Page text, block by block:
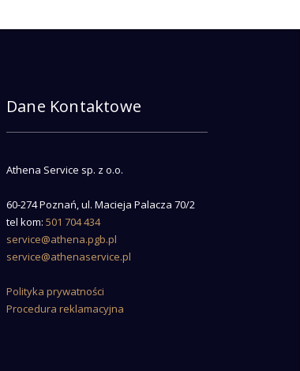
Dane Kontaktowe
Athena Service sp. z o.o.
60-274 Poznań, ul. Macieja Palacza 70/2
tel kom: 501 704 434
service@athena.pgb.pl
service@athenaservice.pl
Polityka prywatności
Procedura reklamacyjna